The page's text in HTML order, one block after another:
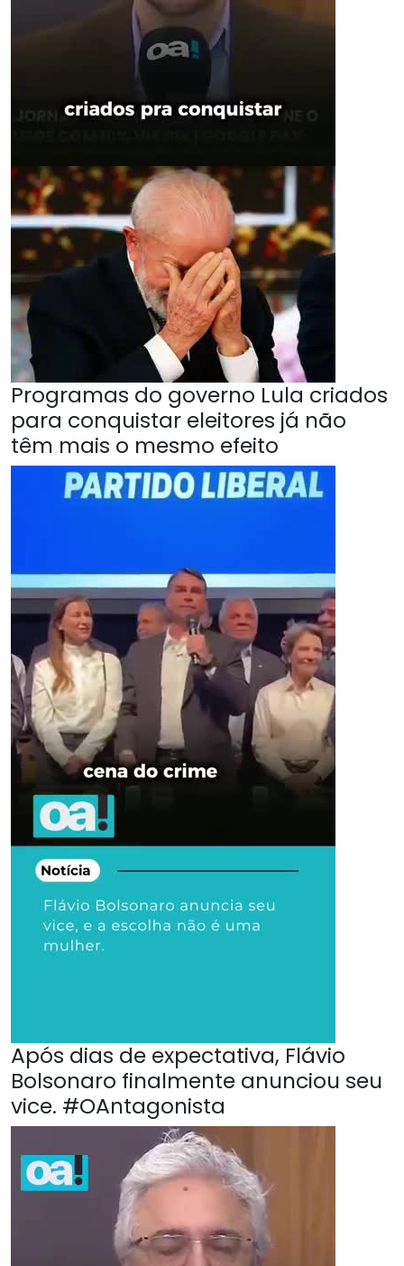
Programas do governo Lula criados
para conquistar eleitores já não
têm mais o mesmo efeito
Após dias de expectativa, Flávio
Bolsonaro finalmente anunciou seu
vice. #OAntagonista